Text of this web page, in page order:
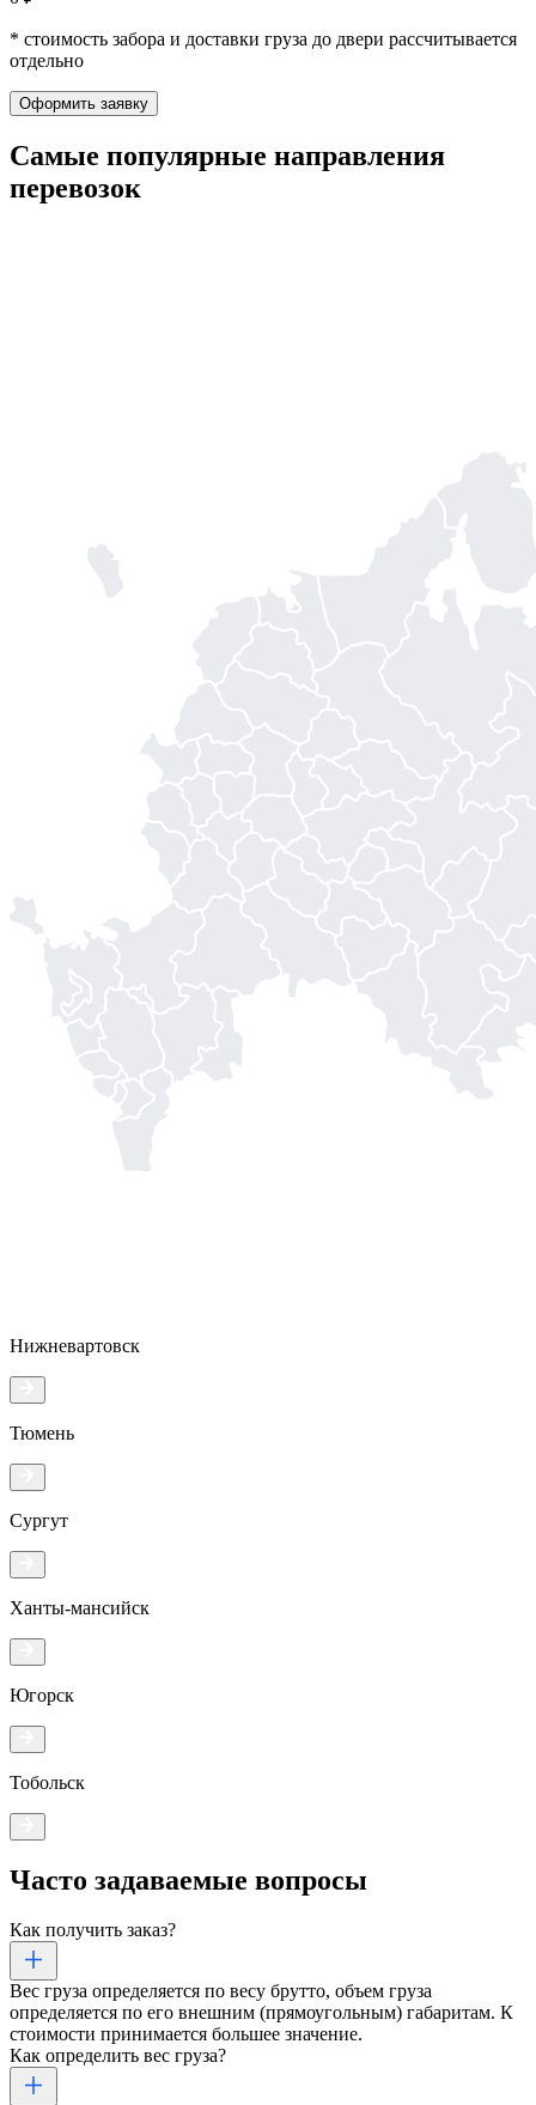
* стоимость забора и доставки груза до двери рассчитывается
отдельно
Оформить заявку
Самые популярные направления
перевозок
Нижневартовск
Тюмень
Сургут
Ханты-мансийск
Югорск
Тобольск
Часто задаваемые вопросы
Как получить заказ?
Вес груза определяется по весу брутто, объем груза
определяется по его внешним (прямоугольным) габаритам. К
стоимости принимается большее значение.
Как определить вес груза?